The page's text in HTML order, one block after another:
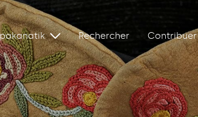
Rechercher Contribuer